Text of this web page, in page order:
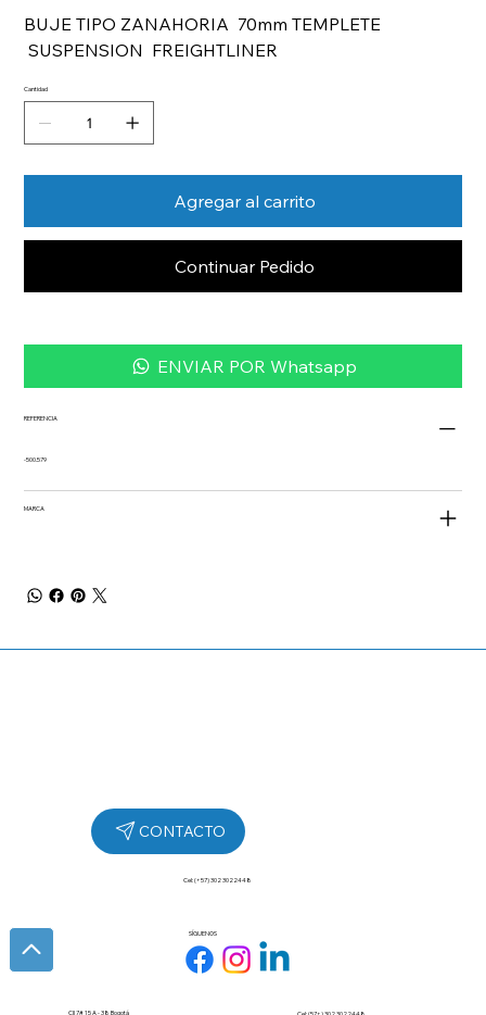
BUJE TIPO ZANAHORIA 70mm TEMPLETE
SUSPENSION FREIGHTLINER
Cantidad
Agregar al carrito
Continuar Pedido
ENVIAR POR Whatsapp
REFERENCIA
-500.579
MARCA
SÍGUENOS
Cel: (+57) 302 3022448
Cll 7# 15 A - 38 Bogotá Cel: (57+) 302 3022448